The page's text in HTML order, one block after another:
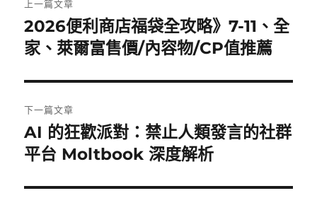
章
導
覽
上一篇文章
上
一
文
章:
2026便利商店福袋全攻略》7-11、全
家、萊爾富售價/內容物/CP值推薦
下一篇文章
下
一
文
AI 的狂歡派對：禁止人類發言的社群
平台 Moltbook 深度解析